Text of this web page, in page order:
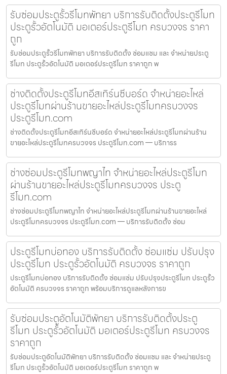
รับซ่อมประตูรั้วรีโมทพัทยา บริการรับติดตั้งประตูรีโมท
ประตูรั้วอัตโนมัติ มอเตอร์ประตูรีโมท ครบวงจร ราคา
ถูก
รับซ่อมประตูรั้วรีโมทพัทยา บริการรับติดตั้ง ซ่อมแซม และ จำหน่ายประตู
รีโมท ประตูรั้วอัตโนมัติ มอเตอร์ประตูรีโมท ราคาถูก พ
ช่างติดตั้งประตูรีโมทอีสเทิร์นซีบอร์ด จำหน่ายอะไหล่
ประตูรีโมทผ่านร้านขายอะไหล่ประตูรีโมทครบวงจร
ประตูรีโมท.com
ช่างติดตั้งประตูรีโมทอีสเทิร์นซีบอร์ด จำหน่ายอะไหล่ประตูรีโมทผ่านร้าน
ขายอะไหล่ประตูรีโมทครบวงจร ประตูรีโมท.com — บริการร
ช่างซ่อมประตูรีโมทพญาไท จำหน่ายอะไหล่ประตูรีโมท
ผ่านร้านขายอะไหล่ประตูรีโมทครบวงจร ประตู
รีโมท.com
ช่างซ่อมประตูรีโมทพญาไท จำหน่ายอะไหล่ประตูรีโมทผ่านร้านขายอะไหล่
ประตูรีโมทครบวงจร ประตูรีโมท.com — บริการรับติดตั้ง ซ่อม
ประตูรีโมทบ่อทอง บริการรับติดตั้ง ซ่อมแซ่ม ปรับปรุง
ประตูรีโมท ประตูรั้วอัตโนมัติ ครบวงจร ราคาถูก
ประตูรีโมทบ่อทอง บริการรับติดตั้ง ซ่อมแซ่ม ปรับปรุงประตูรีโมท ประตูรั้ว
อัตโนมัติ ครบวงจร ราคาถูก พร้อมบริการดูแลหลังการข
รับซ่อมประตูอัตโนมัติพัทยา บริการรับติดตั้งประตู
รีโมท ประตูรั้วอัตโนมัติ มอเตอร์ประตูรีโมท ครบวงจร
ราคาถูก
รับซ่อมประตูอัตโนมัติพัทยา บริการรับติดตั้ง ซ่อมแซม และ จำหน่ายประตู
รีโมท ประตูรั้วอัตโนมัติ มอเตอร์ประตูรีโมท ราคาถูก พ